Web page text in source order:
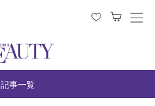
メ
開
る
記事一覧